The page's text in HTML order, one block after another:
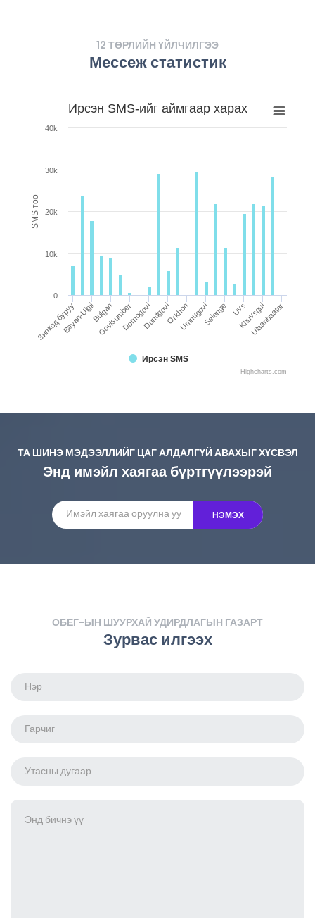
12 ТӨРЛИЙН ҮЙЛЧИЛГЭЭ
Мессеж статистик
SMS тоо
Ирсэн SMS-ийг аймгаар харах
Ирсэн SMS
Зипкод бурууBayan-UlgiiBulgan
GovisumberDornogoviDundgoviOrkhonUmnugoviSelenge Uvs
Khuvsgul
Ulaanbaatar
0
10k
20k
30k
40k
Highcharts.com
ТА ШИНЭ МЭДЭЭЛЛИЙГ ЦАГ АЛДАЛГҮЙ АВАХЫГ ХҮСВЭЛ
Энд имэйл хаягаа бүртгүүлээрэй
НЭМЭХ
ОБЕГ-ЫН ШУУРХАЙ УДИРДЛАГЫН ГАЗАРТ
Зурвас илгээх